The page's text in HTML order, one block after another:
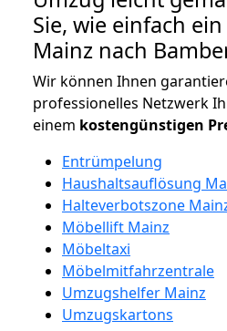
Sie, wie einfach
Mainz nach
Wir können Ihnen
professionelles Netzwerk
einem kostengünstigen
Entrümpelung
Haushaltsauflösung
Halteverbotszone
Möbellift Mainz
Möbeltaxi
Möbelmitfahrzentrale
Umzugshelfer Mainz
Umzugskartons